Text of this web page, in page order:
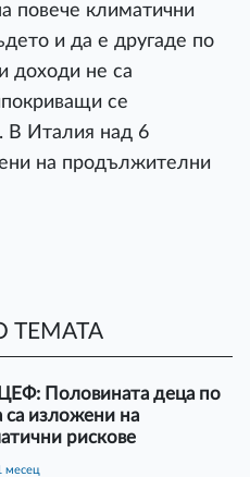
повече климатични
и да е другаде по
доходи не са
се
В Италия над 6
на продължителни
ТЕМАТА
Половината деца по
са изложени на
рискове
месец